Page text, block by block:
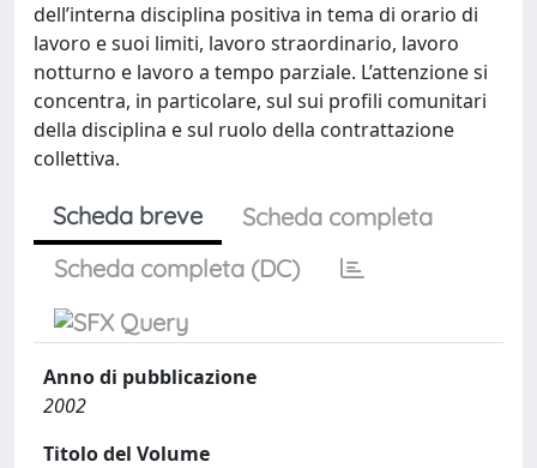
dell’interna disciplina positiva in tema di orario di
lavoro e suoi limiti, lavoro straordinario, lavoro
notturno e lavoro a tempo parziale. L’attenzione si
concentra, in particolare, sul sui profili comunitari
della disciplina e sul ruolo della contrattazione
collettiva.
Scheda breve
Scheda completa
Scheda completa (DC)
Anno di pubblicazione
2002
Titolo del Volume